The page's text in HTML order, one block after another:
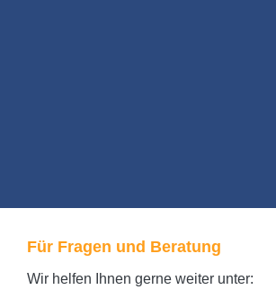
Für Fragen und Beratung
Wir helfen Ihnen gerne weiter unter: